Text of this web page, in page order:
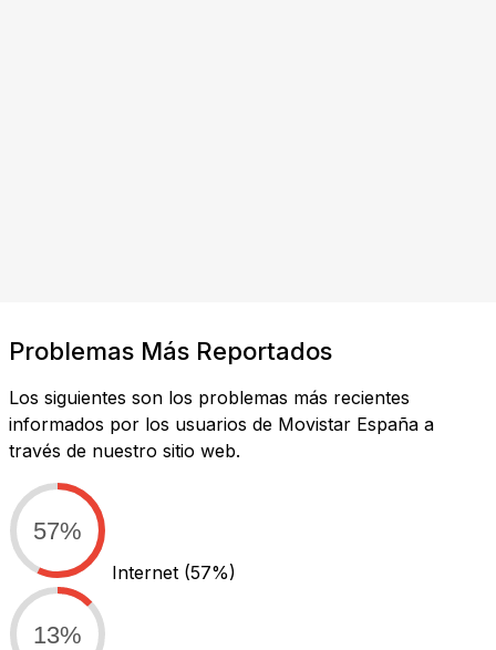
Problemas Más Reportados
Los siguientes son los problemas más recientes
informados por los usuarios de Movistar España a
través de nuestro sitio web.
57%
Internet (57%)
13%